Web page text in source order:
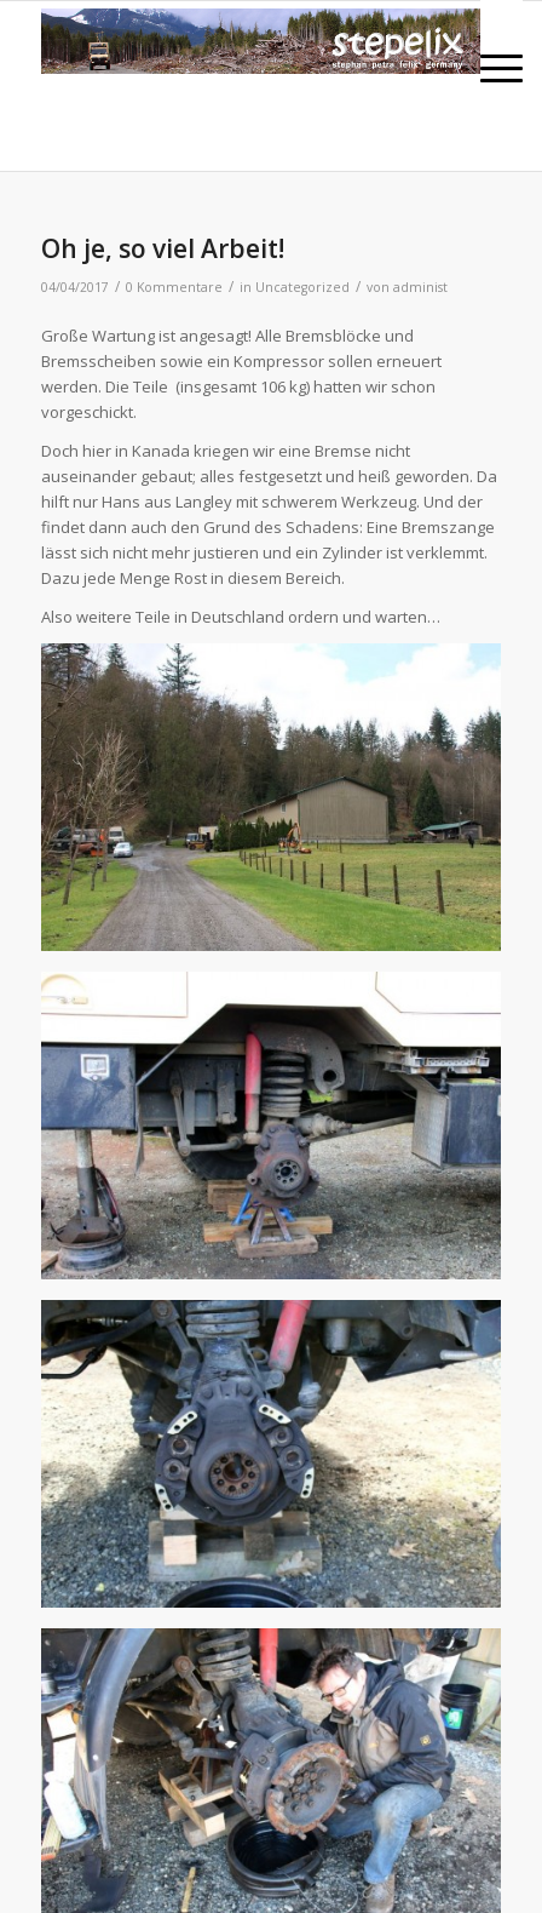
Oh je, so viel Arbeit!
04/04/2017 / 0 Kommentare / in Uncategorized / von administ
Große Wartung ist angesagt! Alle Bremsblöcke und
Bremsscheiben sowie ein Kompressor sollen erneuert
werden. Die Teile (insgesamt 106 kg) hatten wir schon
vorgeschickt.
Doch hier in Kanada kriegen wir eine Bremse nicht
auseinander gebaut; alles festgesetzt und heiß geworden. Da
hilft nur Hans aus Langley mit schwerem Werkzeug. Und der
findet dann auch den Grund des Schadens: Eine Bremszange
lässt sich nicht mehr justieren und ein Zylinder ist verklemmt.
Dazu jede Menge Rost in diesem Bereich.
Also weitere Teile in Deutschland ordern und warten…